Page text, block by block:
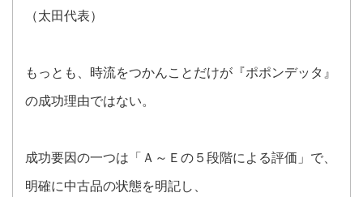
（太田代表）
もっとも、時流をつかんことだけが『ポポンデッタ』
の成功理由ではない。
成功要因の一つは「Ａ～Ｅの５段階による評価」で、
明確に中古品の状態を明記し、